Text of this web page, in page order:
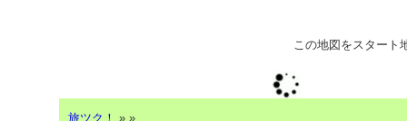
この地図をスタート
旅ツク！ » »